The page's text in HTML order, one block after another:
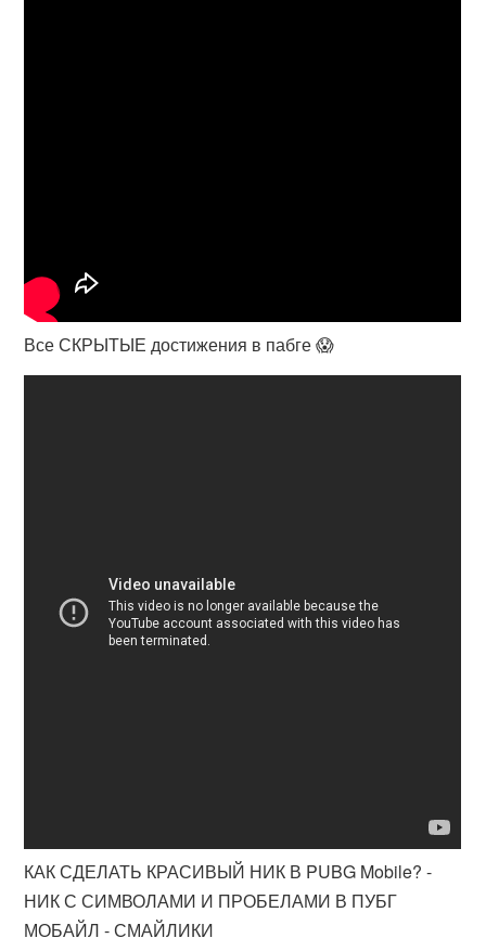
Все СКРЫТЫЕ достижения в пабге 😱
КАК СДЕЛАТЬ КРАСИВЫЙ НИК В PUBG Mobile? -
НИК С СИМВОЛАМИ И ПРОБЕЛАМИ В ПУБГ
МОБАЙЛ - СМАЙЛИКИ